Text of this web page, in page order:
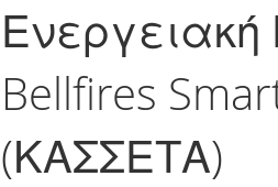
αρχή
της
εικόνων
Ενεργειακή
Bellfires
(ΚΑΣΣΕΤΑ)